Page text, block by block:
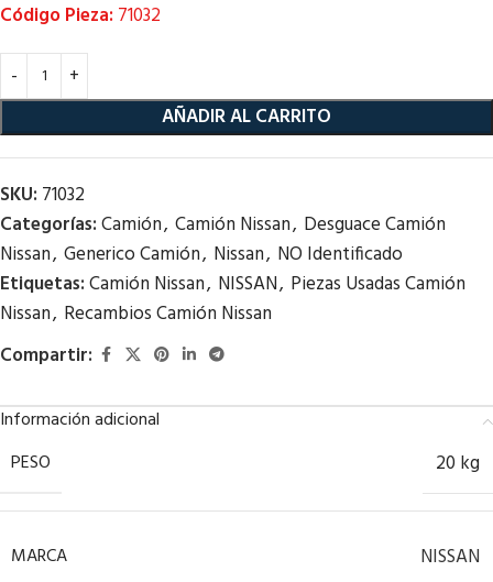
Código Pieza: 71032
AÑADIR AL CARRITO
SKU: 71032
Categorías:Camión, Camión Nissan, Desguace Camión
Nissan, Generico Camión, Nissan, NO Identificado
Etiquetas:Camión Nissan, NISSAN, Piezas Usadas Camión
Nissan, Recambios Camión Nissan
Compartir:
Información adicional
PESO
20 kg
MARCA NISSAN